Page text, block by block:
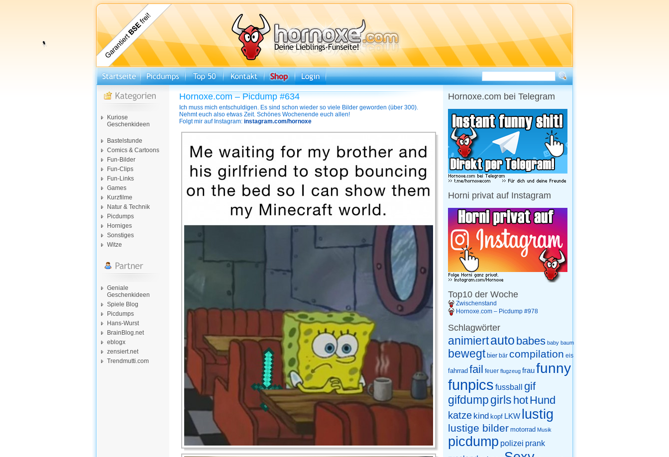
Kuriose
Geschenkideen
Bastelstunde
Comics & Cartoons
Fun-Bilder
Fun-Clips
Fun-Links
Games
Kurzfilme
Natur & Technik
Picdumps
Horniges
Sonstiges
Witze
Geniale
Geschenkideen
Spiele Blog
Picdumps
Hans-Wurst
BrainBlog.net
eblogx
zensiert.net
Trendmutti.com
Hornoxe.com – Picdump #634
Ich muss mich entschuldigen. Es sind schon wieder so viele Bilder geworden (über 300).
Nehmt euch also etwas Zeit. Schönes Wochenende euch allen!
Folgt mir auf Instagram: instagram.com/hornoxe
Hornoxe.com bei Telegram
Horni privat auf Instagram
Top10 der Woche
Zwischenstand
Hornoxe.com – Picdump #978
Schlagwörter
animiertauto babes baby baum
bewegt bier bär compilation eis
fahrrad fail feuer flugzeug fraufunny
funpics fussball gif
gifdump girls hotHund
katze kind kopf LKW lustig
lustige bilder motorrad Musik
picdump polizei prank